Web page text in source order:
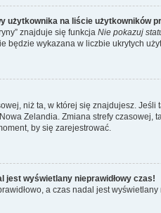
użytkownika na liście użytkowników
znajduje się funkcja Nie pokazuj
będzie wykazana w liczbie ukrytych
niż ta, w której się znajdujesz.
Zelandia. Zmiana strefy
by się zarejestrować.
jest wyświetlany nieprawidłowy czas!
a czas nadal jest